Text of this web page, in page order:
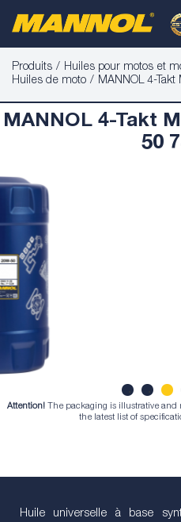
Produits
Huiles pour motos et
Huiles de moto
MANNOL 4-
MANNOL 4-Takt
50
1 2 3
Attention! The packaging is illustrative
the latest list of
Huile universelle à base